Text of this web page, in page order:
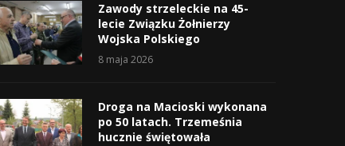
Zawody strzeleckie na 45-
lecie Związku Żołnierzy
Wojska Polskiego
8 maja 2026
Droga na Macioski wykonana
po 50 latach. Trzemeśnia
hucznie świętowała